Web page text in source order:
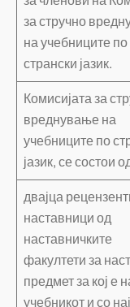
за стручно
на учебниците по
странски јазик.
Комисијата за
вреднување на
учебниците по
јазик, се состои
двајца
наставници од
наставничките
факултети за
предмет за кој е
учебникот и со